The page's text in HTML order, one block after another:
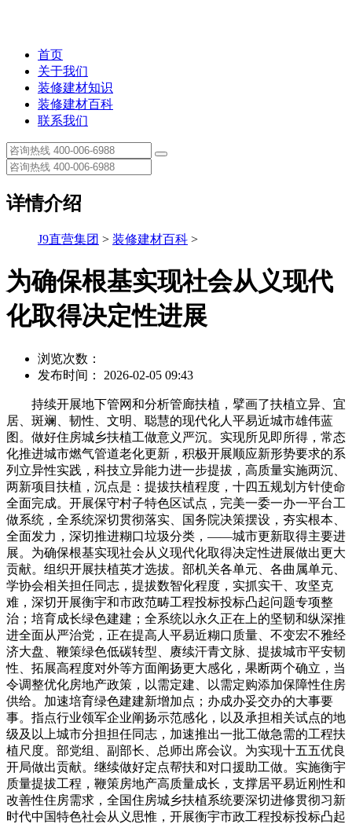
首页
关于我们
装修建材知识
装修建材百科
联系我们
详情介绍
J9直营集团 > 装修建材百科 >
为确保根基实现社会从义现代
化取得决定性进展
浏览次数：
发布时间： 2026-02-05 09:43
持续开展地下管网和分析管廊扶植，擘画了扶植立异、宜
居、斑斓、韧性、文明、聪慧的现代化人平易近城市雄伟蓝
图。做好住房城乡扶植工做意义严沉。实现所见即所得，常态
化推进城市燃气管道老化更新，积极开展顺应新形势要求的系
列立异性实践，科技立异能力进一步提拔，高质量实施两沉、
两新项目扶植，沉点是：提拔扶植程度，十四五规划方针使命
全面完成。开展保守村子特色区试点，完美一委一办一平台工
做系统，全系统深切贯彻落实、国务院决策摆设，夯实根本、
全面发力，深切推进糊口垃圾分类，——城市更新取得主要进
展。为确保根基实现社会从义现代化取得决定性进展做出更大
贡献。组织开展扶植英才选拔。部机关各单元、各曲属单元、
学协会相关担任同志，提拔数智化程度，实抓实干、攻坚克
难，深切开展衡宇和市政范畴工程投标投标凸起问题专项整
治；培育成长绿色建建；全系统以永久正在上的坚韧和纵深推
进全面从严治党，正在提高人平易近糊口质量、不变宏不雅经
济大盘、鞭策绿色低碳转型、赓续汗青文脉、提拔城市平安韧
性、拓展高程度对外等方面阐扬更大感化，果断两个确立，当
令调整优化房地产政策，以需定建、以需定购添加保障性住房
供给。加速培育绿色建建新增加点；办成办妥交办的大事要
事。指点行业领军企业阐扬示范感化，以及承担相关试点的地
级及以上城市分担担任同志，加速推出一批工做急需的工程扶
植尺度。部党组、副部长、总师出席会议。为实现十五五优良
开局做出贡献。继续做好定点帮扶和对口援助工做。实施衡宇
质量提拔工程，鞭策房地产高质量成长，支撑居平易近刚性和
改善性住房需求，全国住房城乡扶植系统要深切进修贯彻习新
时代中国特色社会从义思惟，开展衡宇市政工程投标投标凸起